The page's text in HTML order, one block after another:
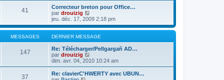
u
l
t
e
r
l
d
e
r
n
i
41
Correcteur breton pour Office…
par drouizig
o
n
s
u
l
t
r
l
e
jeu. déc. 17, 2009 2:18 pm
MESSAGES DERNIER MESSAGE
147
Re: Télécharger/Pellgargañ AD…
par drouizig
o
n
s
dim. avr. 04, 2010 10:24 am
37
Re: clavierC'HWERTY avec UBUN…